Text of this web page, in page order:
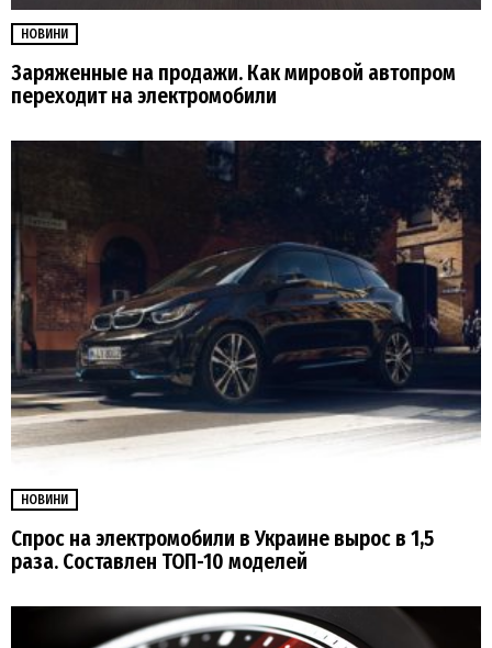
НОВИНИ
Заряженные на продажи. Как мировой автопром
переходит на электромобили
НОВИНИ
Cпрос на электромобили в Украине вырос в 1,5
раза. Составлен ТОП-10 моделей